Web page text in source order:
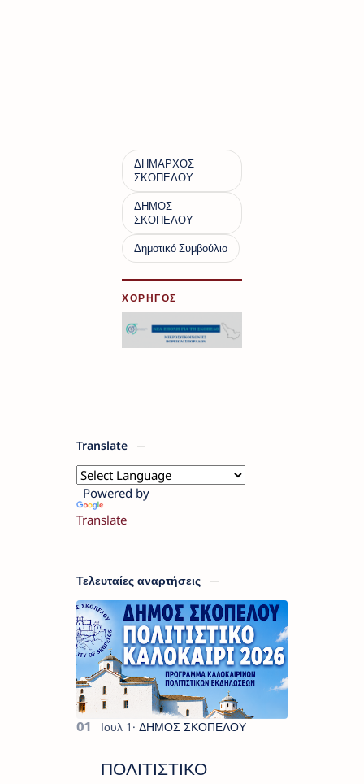
ΧΟΡΗΓΟΣ
Translate
Powered by
Translate
Τελευταίες αναρτήσεις
ΠΟΛΙΤΙΣΤΙΚΟ